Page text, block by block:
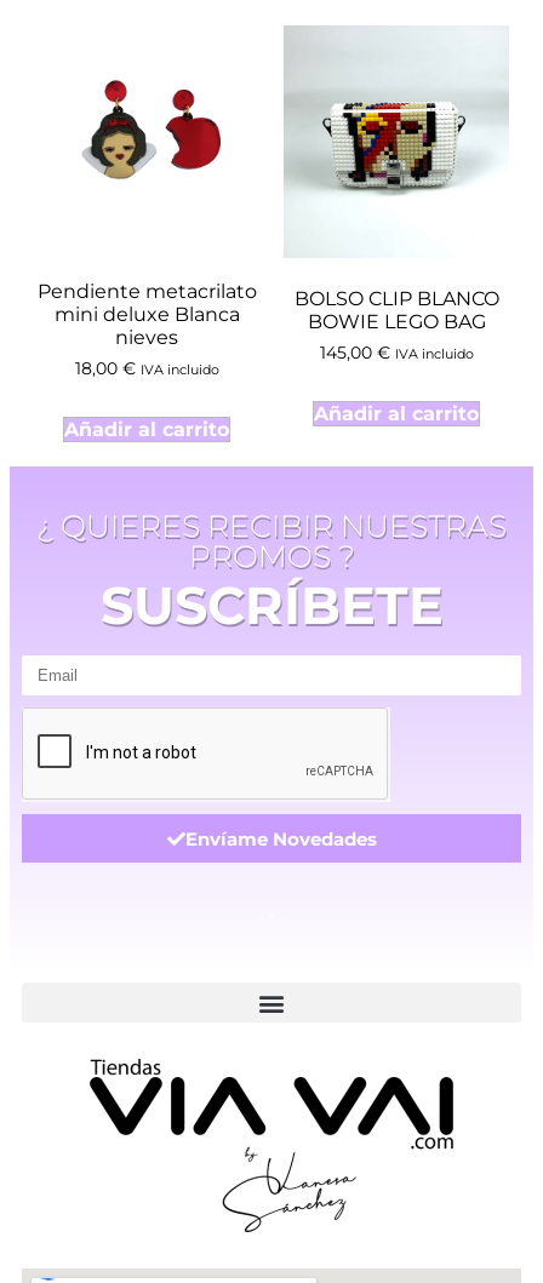
Pendiente metacrilato
mini deluxe Blanca
nieves
18,00 € IVA incluido
Añadir al carrito
BOLSO CLIP BLANCO
BOWIE LEGO BAG
145,00 € IVA incluido
Añadir al carrito
¿ QUIERES RECIBIR NUESTRAS
PROMOS ?
SUSCRÍBETE
Envíame Novedades